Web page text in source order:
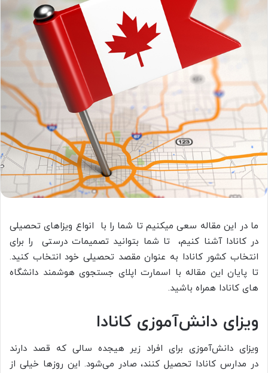
ما در این مقاله سعی میکنیم تا شما را با انواع ویزاهای تحصیلی
در کانادا آشنا کنیم، تا شما بتوانید تصمیمات درستی را برای
انتخاب کشور کانادا به عنوان مقصد تحصیلی خود انتخاب کنید.
تا پایان این مقاله با اسمارت اپلای جستجوی هوشمند دانشگاه
های کانادا همراه باشید.
ویزای دانش‌آموزی کانادا
ویزای دانش‌آموزی برای افراد زیر هیجده سالی که قصد دارند
در مدارس کانادا تحصیل کنند، صادر می‌شود. این روزها خیلی از